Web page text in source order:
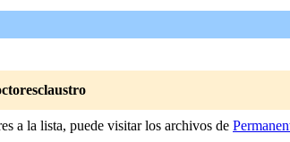
a la lista, puede visitar los archivos de